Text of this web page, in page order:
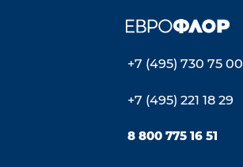
+7 (495) 730 75 00
+7 (495) 221 18 29
8 800 775 16 51